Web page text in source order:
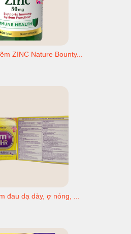
ZINC Nature Bounty...
đau dạ dày, ợ nóng, ...